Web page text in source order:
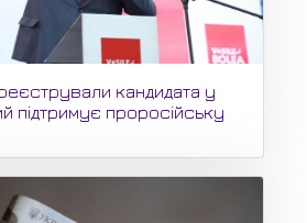
кандидата у
підтримує проросійську